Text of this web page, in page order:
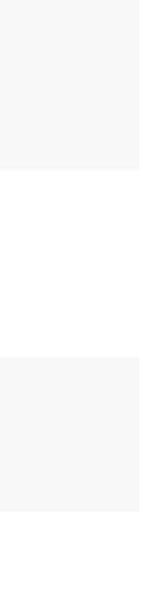
cada itinerario
llegar.